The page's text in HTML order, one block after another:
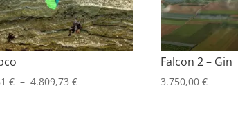
€ – 4.809,73€Plage
Falcon 2 – Gin
3.750,00€